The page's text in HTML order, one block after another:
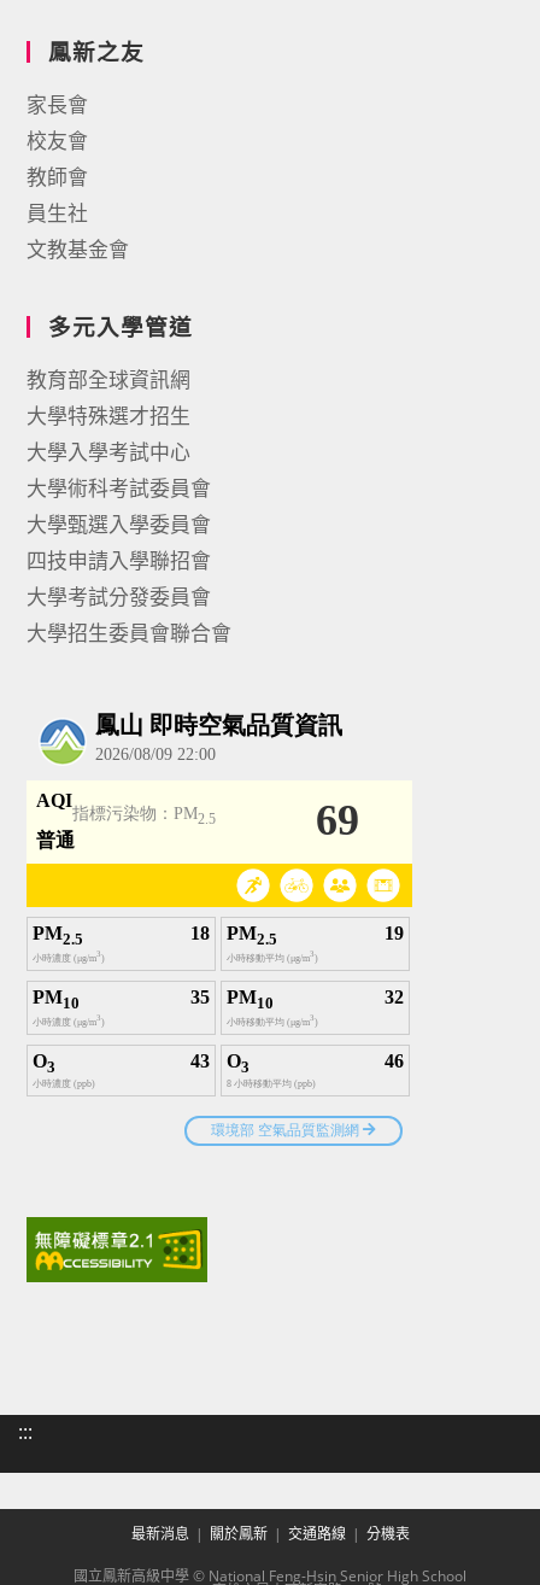
鳳新之友
家長會
校友會
教師會
員生社
文教基金會
多元入學管道
教育部全球資訊網
大學特殊選才招生
大學入學考試中心
大學術科考試委員會
大學甄選入學委員會
四技申請入學聯招會
大學考試分發委員會
大學招生委員會聯合會
:::
最新消息 關於鳳新 交通路線 分機表
國立鳳新高級中學 © National Feng-Hsin Senior High School